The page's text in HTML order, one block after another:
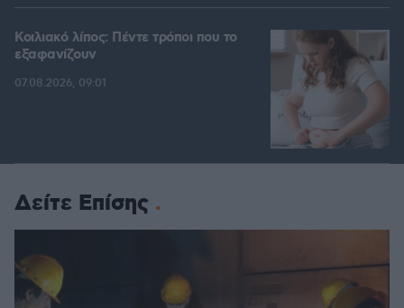
Κοιλιακό λίπος: Πέντε τρόποι που το
εξαφανίζουν
07.08.2026, 09:01
Δείτε Επίσης